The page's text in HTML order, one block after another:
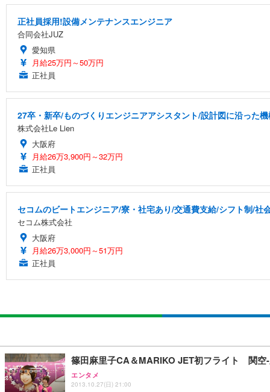
正社員採用!設備メンテナンスエンジニア
合同会社JUZ
愛知県
月給25万円～50万円
正社員
27卒・新卒/ものづくりエンジニアアシスタント/設計図に沿った
株式会社Le Lien
大阪府
月給26万3,900円～32万円
正社員
セコムのビートエンジニア/寮・社宅あり/交通費支給/シフト制/社
セコム株式会社
大阪府
月給26万3,000円～51万円
正社員
篠田麻里子CA＆MARIKO JET初フライト 関空-
エンタメ
2013.10.27(日) 21:00